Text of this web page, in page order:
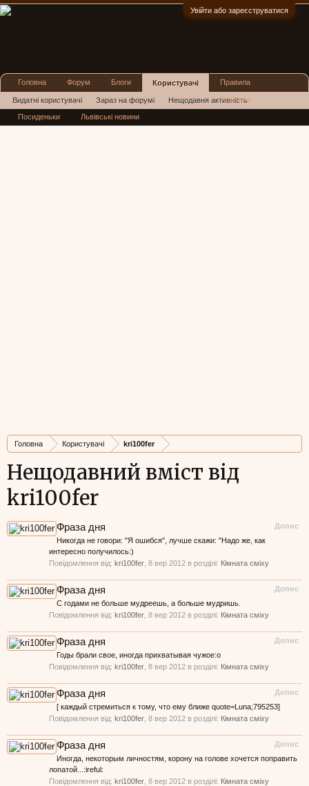
Увійти або зареєструватися
Головна Користувачі kri100fer
Нещодавний вміст від
kri100fer
Допис
Фраза дня
Никогда не говори: "Я ошибся", лучше скажи: "Надо же, как
интересно получилось:)
Повідомлення від: kri100fer 8 вер 2012 в розділі: Кімната сміху
Допис
Фраза дня
С годами не больше мудреешь, а больше мудришь.
Повідомлення від: kri100fer 8 вер 2012 в розділі: Кімната сміху
Допис
Фраза дня
Годы брали свое, иногда прихватывая чужое:o
Повідомлення від: kri100fer 8 вер 2012 в розділі: Кімната сміху
Допис
Фраза дня
[ каждый стремиться к тому, что ему ближе quote=Luna;795253]
Повідомлення від: kri100fer 8 вер 2012 в розділі: Кімната сміху
Допис
Фраза дня
Иногда, некоторым личностям, корону на голове хочется поправить
лопатой...:ireful:
Повідомлення від: kri100fer 8 вер 2012 в розділі: Кімната сміху
Головна Форум Блоги Користувачі
Видатні користувачі Зараз на форумі Нещодавня активність
Нові повідомлення профілю
Правила
Реклама
Посиденьки Львівські новини